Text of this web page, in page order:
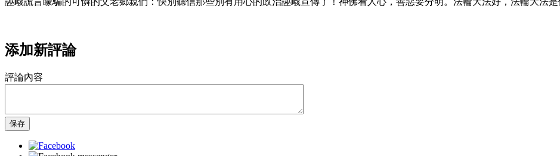
添加新評論
評論內容
保存